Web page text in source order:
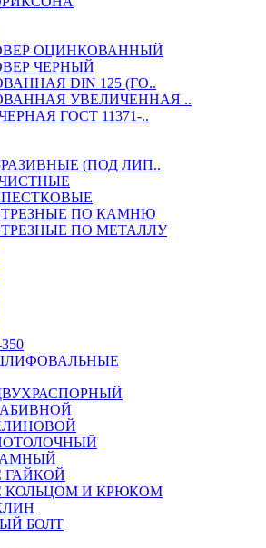
ОЦИНКОВАННЫЙ
ЧЕРНЫЙ
DIN 125 (ГО..
УВЕЛИЧЕННАЯ ..
ГОСТ 11371-..
(ПОД ЛИП..
ПО КАМНЮ
ПО МЕТАЛЛУ
ГАЙКОЙ
КОЛЬЦОМ И КРЮКОМ
БОЛТ